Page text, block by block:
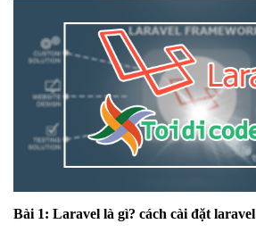
Bài 1: Laravel là gì? cách cài đặt laravel